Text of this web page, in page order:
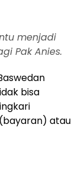
menjadi
Pak Anies.
bisa
atau